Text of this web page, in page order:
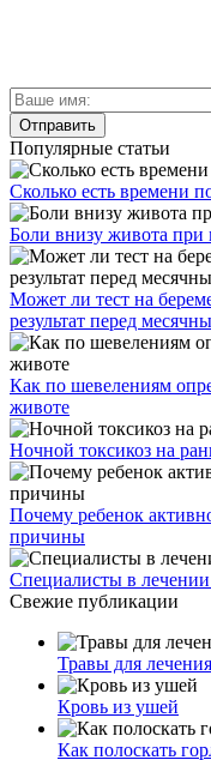
Популярные статьи
Сколько есть времени
Боли внизу живота при
Может ли тест на
результат перед
Как по шевелениям
животе
Ночной токсикоз на
Почему ребенок
причины
Специалисты в лечении
Свежие публикации
Травы для
Кровь из ушей
Как полоскать